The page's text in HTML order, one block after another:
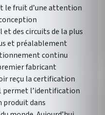
le fruit d’une attention
des circuits de la plus
et préalablement
continu
fabricant
reçu la certification
permet l’identification
produit dans